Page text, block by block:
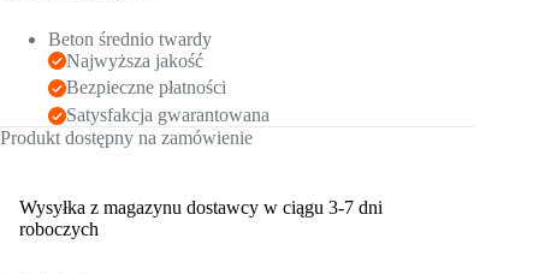
Beton średnio twardy
Najwyższa jakość
Bezpieczne płatności
Satysfakcja gwarantowana
Produkt dostępny na zamówienie
Wysyłka z magazynu dostawcy w ciągu 3-7 dni
roboczych